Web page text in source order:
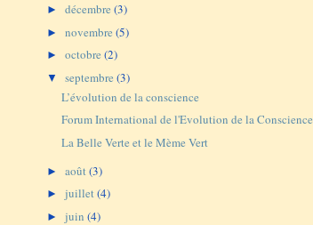
►décembre(3)
►novembre(5)
►octobre(2)
▼septembre(3)
L’évolution de la conscience
Forum International de l'Evolution de la Conscience
La Belle Verte et le Mème Vert
►août(3)
►juillet(4)
►juin(4)